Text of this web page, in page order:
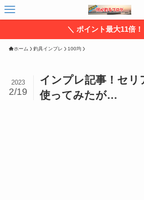
＼ ポイント最大11倍
ホーム 釣具インプレ 100均
インプレ記事！セリ
使ってみたが…
2023
2/19